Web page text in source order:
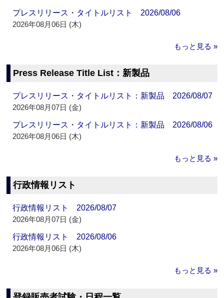
プレスリリース・タイトルリスト 2026/08/06
2026年08月06日 (木)
もっと見る »
Press Release Title List：新製品
プレスリリース・タイトルリスト：新製品 2026/08/07
2026年08月07日 (金)
プレスリリース・タイトルリスト：新製品 2026/08/06
2026年08月06日 (木)
もっと見る »
行政情報リスト
行政情報リスト 2026/08/07
2026年08月07日 (金)
行政情報リスト 2026/08/06
2026年08月06日 (木)
もっと見る »